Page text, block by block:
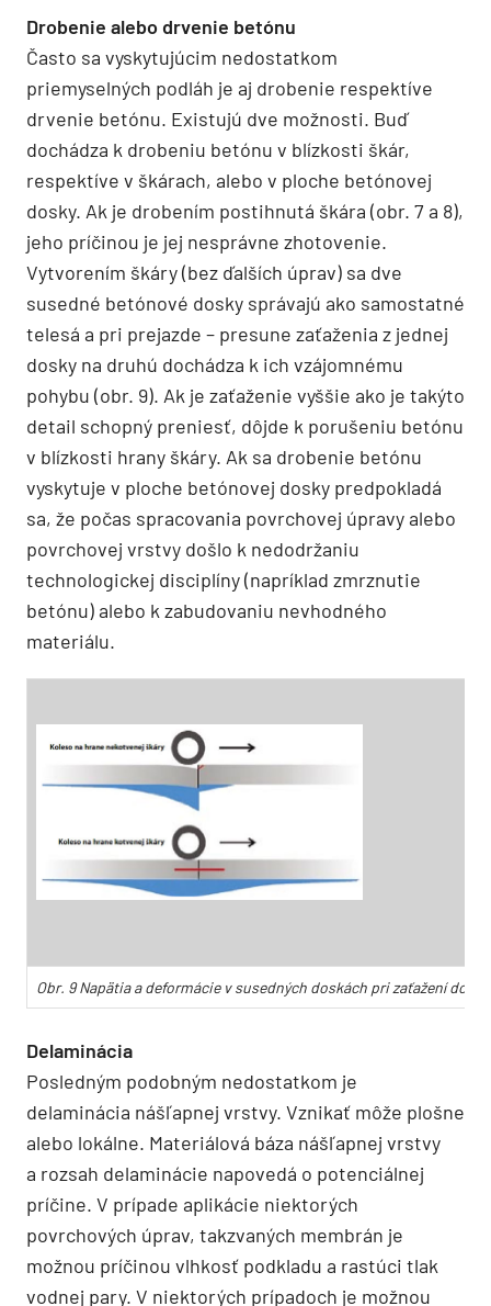
Drobenie alebo drvenie betónu
Často sa vyskytujúcim nedostatkom
priemyselných podláh je aj drobenie respektíve
drvenie betónu. Existujú dve možnosti. Buď
dochádza k drobeniu betónu v blízkosti škár,
respektíve v škárach, alebo v ploche betónovej
dosky. Ak je drobením postihnutá škára (obr. 7 a 8),
jeho príčinou je jej nesprávne zhotovenie.
Vytvorením škáry (bez ďalších úprav) sa dve
susedné betónové dosky správajú ako samostatné
telesá a pri prejazde – presune zaťaženia z jednej
dosky na druhú dochádza k ich vzájomnému
pohybu (obr. 9). Ak je zaťaženie vyššie ako je takýto
detail schopný preniesť, dôjde k porušeniu betónu
v blízkosti hrany škáry. Ak sa drobenie betónu
vyskytuje v ploche betónovej dosky predpokladá
sa, že počas spracovania povrchovej úpravy alebo
povrchovej vrstvy došlo k nedodržaniu
technologickej disciplíny (napríklad zmrznutie
betónu) alebo k zabudovaniu nevhodného
materiálu.
Obr. 9 Napätia a deformácie v susedných doskách pri zaťažení
Delaminácia
Posledným podobným nedostatkom je
delaminácia nášľapnej vrstvy. Vznikať môže plošne
alebo lokálne. Materiálová báza nášľapnej vrstvy
a rozsah delaminácie napovedá o potenciálnej
príčine. V prípade aplikácie niektorých
povrchových úprav, takzvaných membrán je
možnou príčinou vlhkosť podkladu a rastúci tlak
vodnej pary. V niektorých prípadoch je možnou